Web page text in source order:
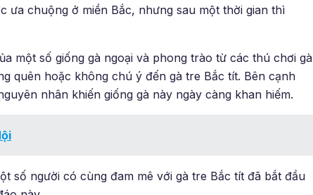
ưa chuộng ở miền Bắc, nhưng sau một thời gian thì
một số giống gà ngoại và phong trào từ các thú chơi gà
quên hoặc không chú ý đến gà tre Bắc tít. Bên cạnh
nhân khiến giống gà này ngày càng khan hiếm.
số người có cùng đam mê với gà tre Bắc tít đã bắt đầu